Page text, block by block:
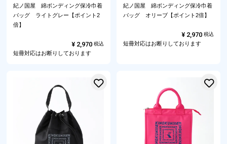
紀ノ国屋 綿ボンディング保冷巾着
バッグ ライトグレー【ポイント2
倍】
¥ 2,970 税込
短冊対応はお断りしております
紀ノ国屋 綿ボンディング保冷巾着
バッグ オリーブ【ポイント2倍】
¥ 2,970 税込
短冊対応はお断りしております